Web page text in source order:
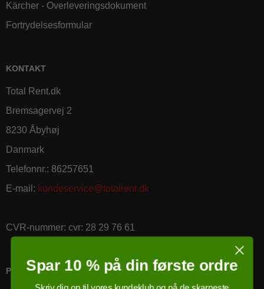
Kärcher - Overleveringsdokument
Fortrydelsesformular
KONTAKT
Total Rent.dk
Bremsagervej 2
8230 Åbyhøj
Danmark
Telefonnr.: 86257651
E-mail : kundeservice@totalrent.dk
CVR-nummer: cvr: 28 29 76 61
PRICERUNNER KØBSGARANTI
Spar 10 % på din første ordre